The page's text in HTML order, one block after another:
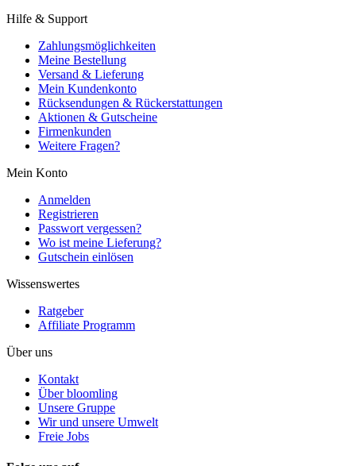
Hilfe & Support
Zahlungsmöglichkeiten
Meine Bestellung
Versand & Lieferung
Mein Kundenkonto
Rücksendungen & Rückerstattungen
Aktionen & Gutscheine
Firmenkunden
Weitere Fragen?
Mein Konto
Anmelden
Registrieren
Passwort vergessen?
Wo ist meine Lieferung?
Gutschein einlösen
Wissenswertes
Ratgeber
Affiliate Programm
Über uns
Kontakt
Über bloomling
Unsere Gruppe
Wir und unsere Umwelt
Freie Jobs